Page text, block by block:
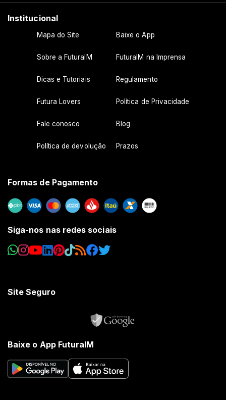
Institucional
Mapa do Site Baixe o App
Sobre a FuturaIM FuturaIM na Imprensa
Dicas e Tutoriais Regulamento
Futura Lovers Política de Privacidade
Fale conosco Blog
Política de devolução Prazos
Formas de Pagamento
Siga-nos nas redes sociais
Site Seguro
Baixe o App FuturaIM